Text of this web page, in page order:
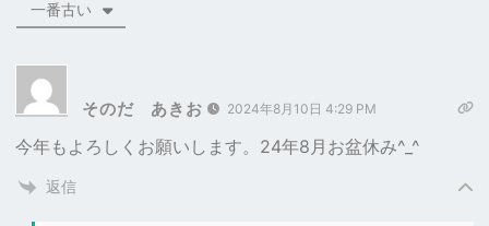
一番古い
そのだ あきお 2024年8月10日 4:29 PM
今年もよろしくお願いします。24年8月お盆休み^_^
返信